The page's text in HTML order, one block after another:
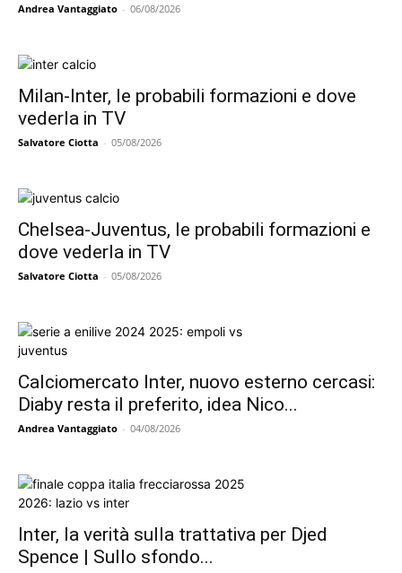
Andrea Vantaggiato - 06/08/2026
Milan-Inter, le probabili formazioni e dove
vederla in TV
Salvatore Ciotta - 05/08/2026
Chelsea-Juventus, le probabili formazioni e
dove vederla in TV
Salvatore Ciotta - 05/08/2026
Calciomercato Inter, nuovo esterno cercasi:
Diaby resta il preferito, idea Nico...
Andrea Vantaggiato - 04/08/2026
Inter, la verità sulla trattativa per Djed
Spence | Sullo sfondo...